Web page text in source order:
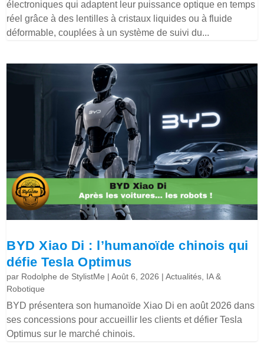
électroniques qui adaptent leur puissance optique en temps
réel grâce à des lentilles à cristaux liquides ou à fluide
déformable, couplées à un système de suivi du...
BYD Xiao Di : l’humanoïde chinois qui
défie Tesla Optimus
par Rodolphe de StylistMe |Août 6, 2026 |Actualités, IA &
Robotique
BYD présentera son humanoïde Xiao Di en août 2026 dans
ses concessions pour accueillir les clients et défier Tesla
Optimus sur le marché chinois.